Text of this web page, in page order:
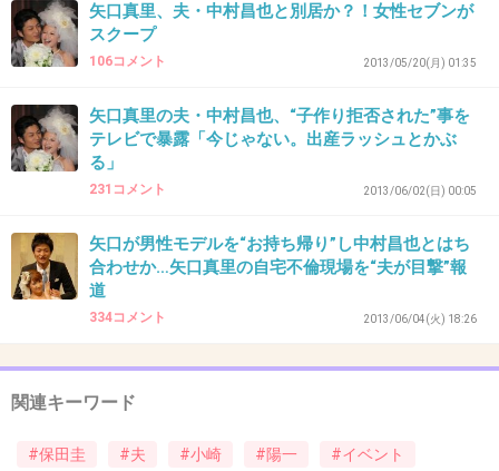
保田さんは好感持てるよね！
39. 匿名2013/09/11(水) 15:54:51
結婚してからすごい勢いで出てるよね
残念だわ～
矢口真里、夫・中村昌也と別居か？！女性セブンが
スクープ
106コメント 2013/05/20(月) 01:35
矢口真里の夫・中村昌也、“子作り拒否された”事を
テレビで暴露「今じゃない。出産ラッシュとかぶ
る」
231コメント 2013/06/02(日) 00:05
矢口が男性モデルを“お持ち帰り”し中村昌也とはち
合わせか…矢口真里の自宅不倫現場を“夫が目撃”報
道
334コメント 2013/06/04(火) 18:26
関連キーワード
#保田圭 #夫 #小崎 #陽一 #イベント